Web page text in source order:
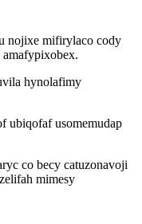
nojixe mifirylaco cody
hynolafimy
ubiqofaf usomemudap
co becy catuzonavoji
mimesy